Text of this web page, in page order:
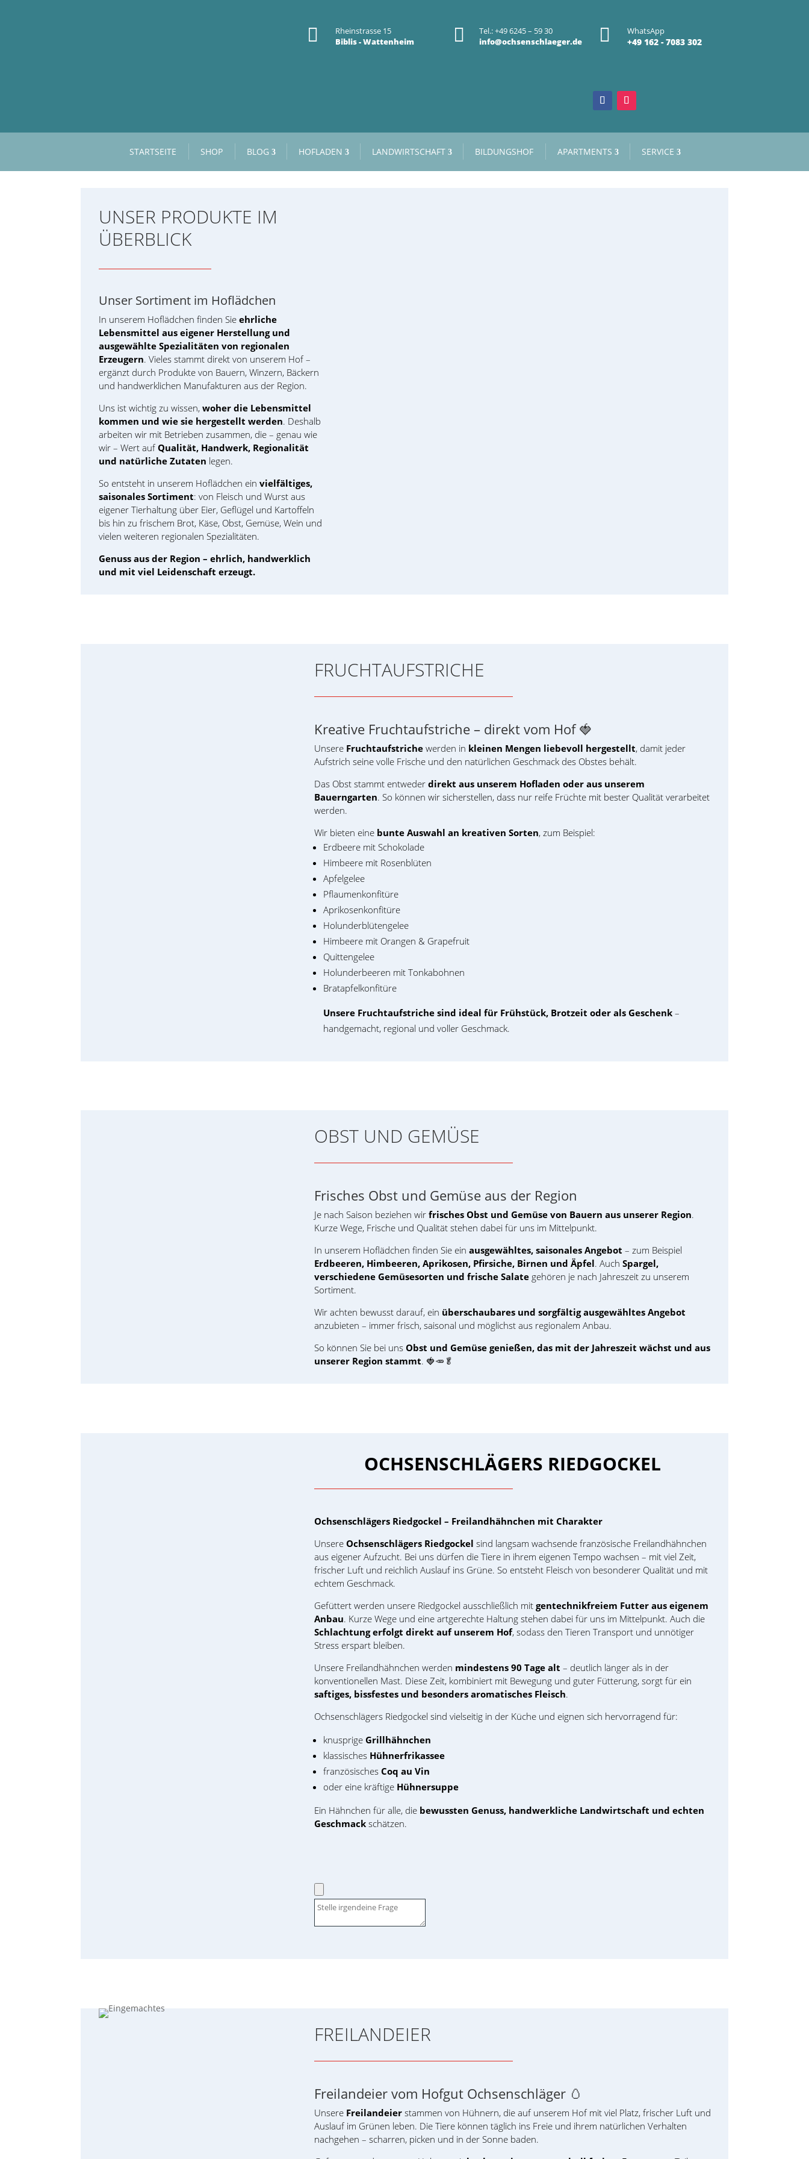

Rheinstrasse 15
Biblis - Wattenheim

Tel.: +49 6245 – 59 30
info@ochsenschlaeger.de
 WhatsApp
+49 162 - 7083 302
STARTSEITE SHOP BLOG HOFLADEN LANDWIRTSCHAFT BILDUNGSHOF APARTMENTS SERVICE
UNSER PRODUKTE IM
ÜBERBLICK
Unser Sortiment im Hoflädchen
In unserem Hoflädchen finden Sieehrliche
Lebensmittel aus eigener Herstellung und
ausgewählte Spezialitäten von regionalen
Erzeugern. Vieles stammt direkt von unserem Hof –
ergänzt durch Produkte von Bauern, Winzern, Bäckern
und handwerklichen Manufakturen aus der Region.
Uns ist wichtig zu wissen,woher die Lebensmittel
kommen und wie sie hergestellt werden. Deshalb
arbeiten wir mit Betrieben zusammen, die – genau wie
wir – Wert aufQualität, Handwerk, Regionalität
und natürliche Zutaten legen.
So entsteht in unserem Hoflädchen einvielfältiges,
saisonales Sortiment: von Fleisch und Wurst aus
eigener Tierhaltung über Eier, Geflügel und Kartoffeln
bis hin zu frischem Brot, Käse, Obst, Gemüse, Wein und
vielen weiteren regionalen Spezialitäten.
Genuss aus der Region – ehrlich, handwerklich
und mit viel Leidenschaft erzeugt.
FRUCHTAUFSTRICHE
Kreative Fruchtaufstriche – direkt vom Hof 🍓
Unsere Fruchtaufstriche werden in kleinen Mengen liebevoll hergestellt, damit jeder
Aufstrich seine volle Frische und den natürlichen Geschmack des Obstes behält.
Das Obst stammt entwederdirekt aus unserem Hofladen oder aus unserem
Bauerngarten. So können wir sicherstellen, dass nur reife Früchte mit bester Qualität verarbeitet
werden.
Wir bieten eine bunte Auswahl an kreativen Sorten, zum Beispiel:
Erdbeere mit Schokolade
Himbeere mit Rosenblüten
Apfelgelee
Pflaumenkonfitüre
Aprikosenkonfitüre
Holunderblütengelee
Himbeere mit Orangen & Grapefruit
Quittengelee
Holunderbeeren mit Tonkabohnen
Bratapfelkonfitüre
Unsere Fruchtaufstriche sind ideal für Frühstück, Brotzeit oder als Geschenk –
handgemacht, regional und voller Geschmack.
OBST UND GEMÜSE
Frisches Obst und Gemüse aus der Region
Je nach Saison beziehen wirfrisches Obst und Gemüse von Bauern aus unserer Region.
Kurze Wege, Frische und Qualität stehen dabei für uns im Mittelpunkt.
In unserem Hoflädchen finden Sie einausgewähltes, saisonales Angebot – zum Beispiel
Erdbeeren, Himbeeren, Aprikosen, Pfirsiche, Birnen und Äpfel. AuchSpargel,
verschiedene Gemüsesorten und frische Salate gehören je nach Jahreszeit zu unserem
Sortiment.
Wir achten bewusst darauf, ein überschaubares und sorgfältig ausgewähltes Angebot
anzubieten – immer frisch, saisonal und möglichst aus regionalem Anbau.
So können Sie bei unsObst und Gemüse genießen, das mit der Jahreszeit wächst und aus
unserer Region stammt. 🍓🥕🥬
OCHSENSCHLÄGERS RIEDGOCKEL
Ochsenschlägers Riedgockel – Freilandhähnchen mit Charakter
UnsereOchsenschlägers Riedgockel sind langsam wachsende französische Freilandhähnchen
aus eigener Aufzucht. Bei uns dürfen die Tiere in ihrem eigenen Tempo wachsen – mit viel Zeit,
frischer Luft und reichlich Auslauf ins Grüne. So entsteht Fleisch von besonderer Qualität und mit
echtem Geschmack.
Gefüttert werden unsere Riedgockel ausschließlich mitgentechnikfreiem Futter aus eigenem
Anbau. Kurze Wege und eine artgerechte Haltung stehen dabei für uns im Mittelpunkt. Auch die
Schlachtung erfolgt direkt auf unserem Hof, sodass den Tieren Transport und unnötiger
Stress erspart bleiben.
Unsere Freilandhähnchen werden mindestens 90 Tage alt – deutlich länger als in der
konventionellen Mast. Diese Zeit, kombiniert mit Bewegung und guter Fütterung, sorgt für ein
saftiges, bissfestes und besonders aromatisches Fleisch.
Ochsenschlägers Riedgockel sind vielseitig in der Küche und eignen sich hervorragend für:
knusprigeGrillhähnchen
klassisches Hühnerfrikassee
französischesCoq au Vin
oder eine kräftige Hühnersuppe
Ein Hähnchen für alle, die bewussten Genuss, handwerkliche Landwirtschaft und echten
Geschmack schätzen.
FREILANDEIER
Freilandeier vom Hofgut Ochsenschläger 🥚
Unsere Freilandeier stammen von Hühnern, die auf unserem Hof mit viel Platz, frischer Luft und
Auslauf im Grünen leben. Die Tiere können täglich ins Freie und ihrem natürlichen Verhalten
nachgehen – scharren, picken und in der Sonne baden.